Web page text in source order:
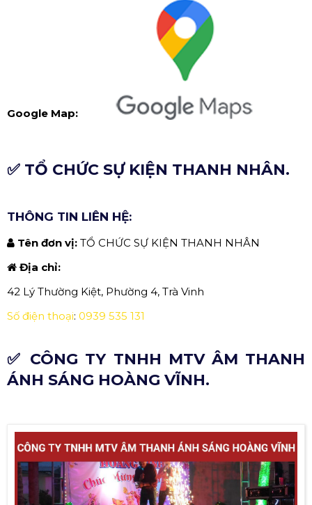
Google Map:
✅ TỔ CHỨC SỰ KIỆN THANH NHÂN.
THÔNG TIN LIÊN HỆ:
Tên đơn vị: TỔ CHỨC SỰ KIỆN THANH NHÂN
Địa chỉ:
42 Lý Thường Kiệt, Phường 4, Trà Vinh
Số điện thoại: 0939 535 131
✅ CÔNG TY TNHH MTV ÂM THANH
ÁNH SÁNG HOÀNG VĨNH.